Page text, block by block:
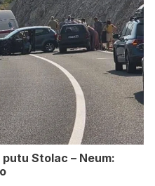
Stolac – Neum: